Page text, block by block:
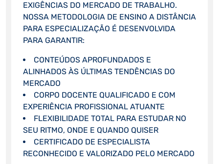
EXIGÊNCIAS DO MERCADO DE TRABALHO.
NOSSA METODOLOGIA DE ENSINO A DISTÂNCIA
PARA ESPECIALIZAÇÃO É DESENVOLVIDA
PARA GARANTIR:
CONTEÚDOS APROFUNDADOS E
ALINHADOS ÀS ÚLTIMAS TENDÊNCIAS DO
MERCADO
CORPO DOCENTE QUALIFICADO E COM
EXPERIÊNCIA PROFISSIONAL ATUANTE
FLEXIBILIDADE TOTAL PARA ESTUDAR NO
SEU RITMO, ONDE E QUANDO QUISER
CERTIFICADO DE ESPECIALISTA
RECONHECIDO E VALORIZADO PELO MERCADO